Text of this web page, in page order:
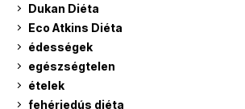
Dukan Diéta
Eco Atkins Diéta
édességek
egészségtelen
ételek
fehérjedús diéta